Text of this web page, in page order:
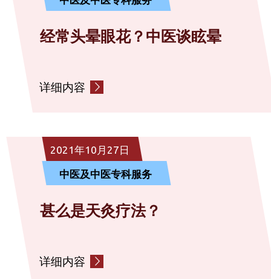
经常头晕眼花？中医谈眩晕
详细内容
2021年10月27日
中医及中医专科服务
甚么是天灸疗法？
详细内容